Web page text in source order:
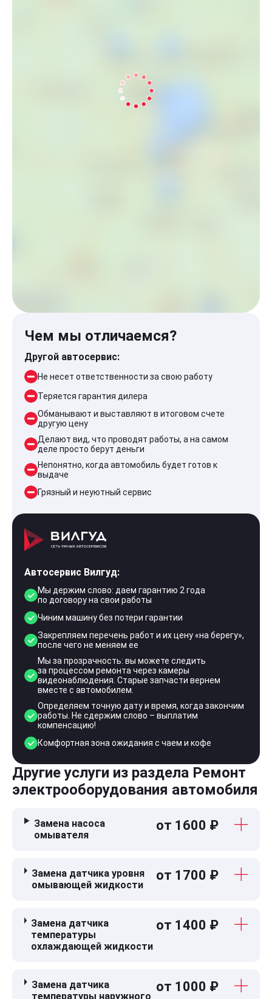
Чем мы отличаемся?
Другой автосервис:
Не несет ответственности за свою работу
Теряется гарантия дилера
Обманывают и выставляют в итоговом счете
другую цену
Делают вид, что проводят работы, а на самом
деле просто берут деньги
Непонятно, когда автомобиль будет готов к
выдаче
Грязный и неуютный сервис
Автосервис Вилгуд:
Мы держим слово: даем гарантию 2 года
по договору на свои работы
Чиним машину без потери гарантии
Закрепляем перечень работ и их цену «на берегу»,
после чего не меняем ее
Мы за прозрачность: вы можете следить
за процессом ремонта через камеры
видеонаблюдения. Старые запчасти вернем
вместе с автомобилем.
Определяем точную дату и время, когда закончим
работы. Не сдержим слово – выплатим
компенсацию!
Комфортная зона ожидания с чаем и кофе
Другие услуги из раздела Ремонт
электрооборудования автомобиля
Замена насоса
омывателя
от 1600 ₽
Замена датчика уровня
омывающей жидкости
от 1700 ₽
Замена датчика
температуры
охлаждающей жидкости
от 1400 ₽
Замена датчика
температуры наружного
от 1000 ₽